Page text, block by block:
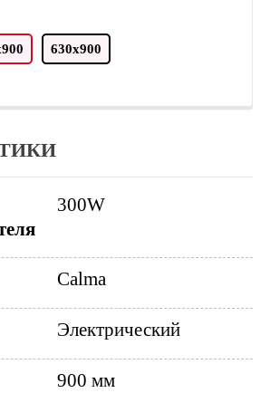
630х900
300W
Calma
Электрический
900 мм